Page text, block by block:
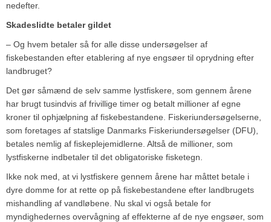
nedefter.
Skadeslidte betaler gildet
– Og hvem betaler så for alle disse undersøgelser af
fiskebestanden efter etablering af nye engsøer til oprydning efter
landbruget?
Det gør såmænd de selv samme lystfiskere, som gennem årene
har brugt tusindvis af frivillige timer og betalt millioner af egne
kroner til ophjælpning af fiskebestandene. Fiskeriundersøgelserne,
som foretages af statslige Danmarks Fiskeriundersøgelser (DFU),
betales nemlig af fiskeplejemidlerne. Altså de millioner, som
lystfiskerne indbetaler til det obligatoriske fisketegn.
Ikke nok med, at vi lystfiskere gennem årene har måttet betale i
dyre domme for at rette op på fiskebestandene efter landbrugets
mishandling af vandløbene. Nu skal vi også betale for
myndighedernes overvågning af effekterne af de nye engsøer, som